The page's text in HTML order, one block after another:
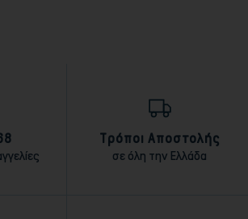
Τρόποι Αποστολής
σε όλη την Ελλάδα